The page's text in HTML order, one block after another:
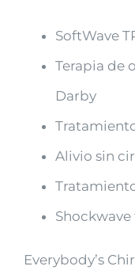
SoftWave
Terapia de
Darby
Alivio sin
Everybody’s